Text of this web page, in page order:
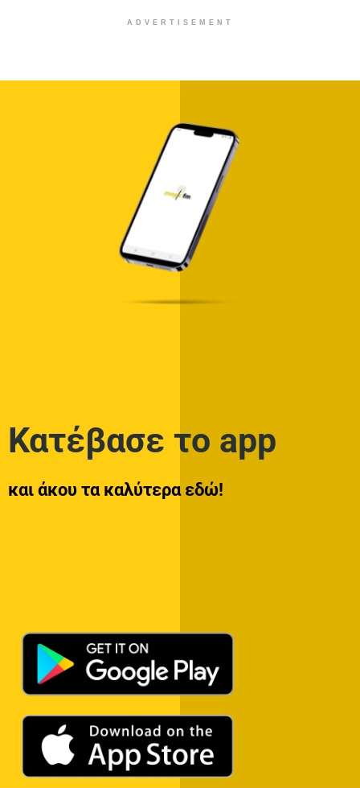
ADVERTISEMENT
Κατέβασε το app
και άκου τα καλύτερα εδώ!